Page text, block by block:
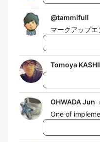
@tammifull
マークアップエ
Tomoya
OHWADA Jun
One of